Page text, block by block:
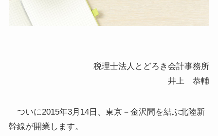
税理士法人とどろき会計事務所
井上 恭輔
ついに2015年3月14日、東京－金沢間を結ぶ北陸新
幹線が開業します。